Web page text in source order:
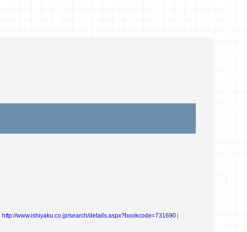
http://www.ishiyaku.co.jp/search/details.aspx?bookcode=731690）